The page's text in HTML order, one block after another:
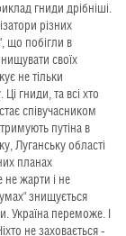
гниди дрібніші.
різних
що побігли в
своїх
не тільки
гниди, та всі хто
співучасником
путіна в
Луганську області
планах
не жарти і не
знищується
Україна переможе. І
не заховається -